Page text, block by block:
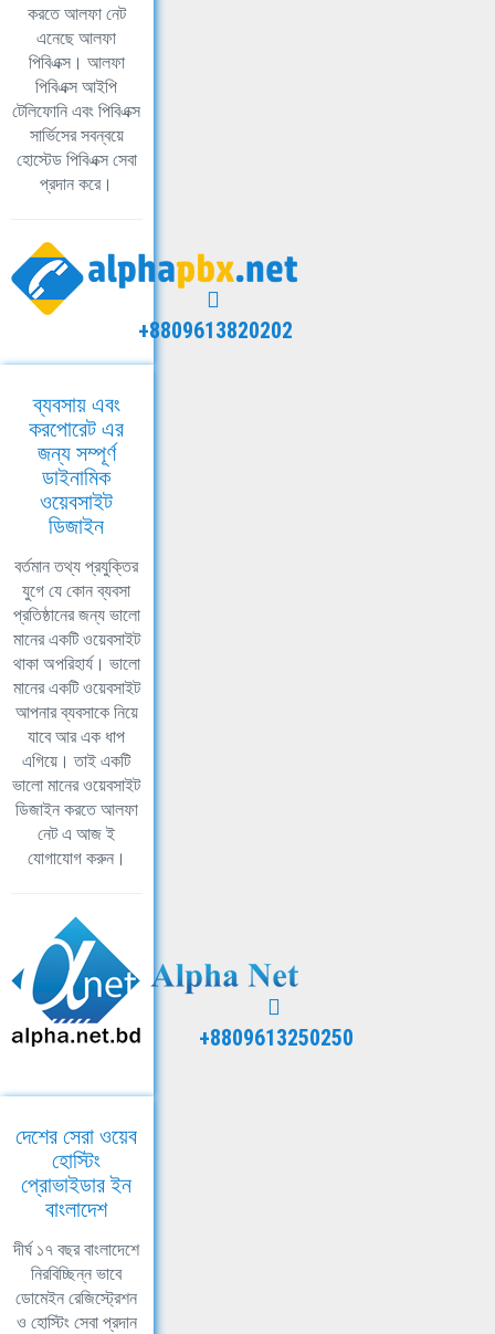
করতে আলফা নেট
এনেছে আলফা
পিবিএক্স। আলফা
পিবিএক্স আইপি
টেলিফোনি এবং পিবিএক্স
সার্ভিসের সবন্বয়ে
হোস্টেড পিবিএক্স সেবা
প্রদান করে।
+8809613820202
ব্যবসায় এবং
করপোরেট এর
জন্য সম্পূর্ণ
ডাইনামিক
ওয়েবসাইট
ডিজাইন
বর্তমান তথ্য প্রযুক্তির
যুগে যে কোন ব্যবসা
প্রতিষ্ঠানের জন্য ভালো
মানের একটি ওয়েবসাইট
থাকা অপরিহার্য। ভালো
মানের একটি ওয়েবসাইট
আপনার ব্যবসাকে নিয়ে
যাবে আর এক ধাপ
এগিয়ে। তাই একটি
ভালো মানের ওয়েবসাইট
ডিজাইন করতে আলফা
নেট এ আজ ই
যোগাযোগ করুন।
+8809613250250
দেশের সেরা ওয়েব
হোস্টিং
প্রোভাইডার ইন
বাংলাদেশ
দীর্ঘ ১৭ বছর বাংলাদেশে
নিরবিচ্ছিন্ন ভাবে
ডোমেইন রেজিস্ট্রেশন
ও হোস্টিং সেবা প্রদান